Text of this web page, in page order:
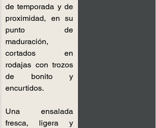
de temporada​ y de
proximidad, en su
punto de
maduración,
cortados en
rodajas​ con trozos
de bonito y
encurtidos.​
Una ensalada
fresca, ligera y